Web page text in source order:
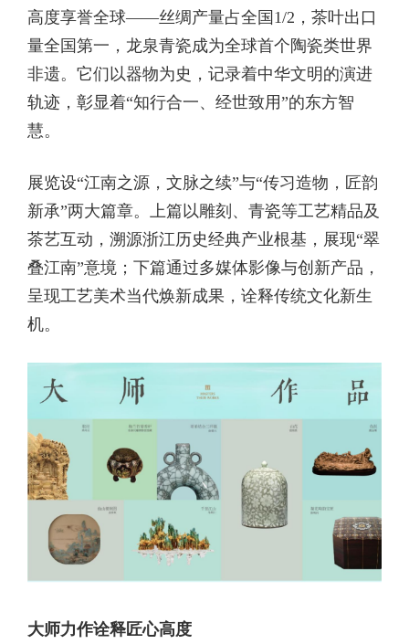
高度享誉全球——丝绸产量占全国1/2，茶叶出口
量全国第一，龙泉青瓷成为全球首个陶瓷类世界
非遗。它们以器物为史，记录着中华文明的演进
轨迹，彰显着“知行合一、经世致用”的东方智
慧。
展览设“江南之源，文脉之续”与“传习造物，匠韵
新承”两大篇章。上篇以雕刻、青瓷等工艺精品及
茶艺互动，溯源浙江历史经典产业根基，展现“翠
叠江南”意境；下篇通过多媒体影像与创新产品，
呈现工艺美术当代焕新成果，诠释传统文化新生
机。
大师力作诠释匠心高度